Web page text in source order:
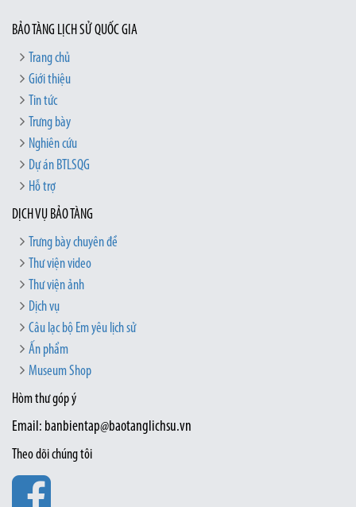
BẢO TÀNG LỊCH SỬ QUỐC GIA
Trang chủ
Giới thiệu
Tin tức
Trưng bày
Nghiên cứu
Dự án BTLSQG
Hỗ trợ
DỊCH VỤ BẢO TÀNG
Trưng bày chuyên đề
Thư viện video
Thư viện ảnh
Dịch vụ
Câu lạc bộ Em yêu lịch sử
Ấn phẩm
Museum Shop
Hòm thư góp ý
Email: banbientap@baotanglichsu.vn
Theo dõi chúng tôi